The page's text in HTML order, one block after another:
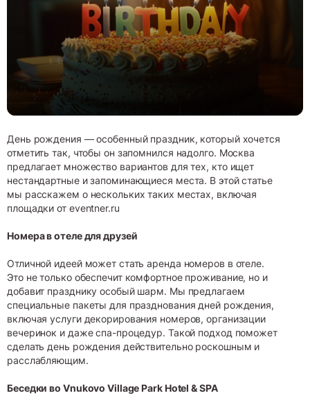
День рождения — особенный праздник, который хочется
отметить так, чтобы он запомнился надолго. Москва
предлагает множество вариантов для тех, кто ищет
нестандартные и запоминающиеся места. В этой статье
мы расскажем о нескольких таких местах, включая
площадки от eventner.ru
Номера в отеле для друзей
Отличной идеей может стать аренда номеров в отеле.
Это не только обеспечит комфортное проживание, но и
добавит празднику особый шарм. Мы предлагаем
специальные пакеты для празднования дней рождения,
включая услуги декорирования номеров, организации
вечеринок и даже спа-процедур. Такой подход поможет
сделать день рождения действительно роскошным и
расслабляющим.
Беседки во Vnukovo Village Park Hotel & SPA